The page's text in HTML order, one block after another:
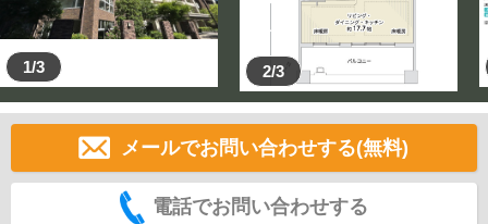
1/3 2/3
メールでお問い合わせする(無料)
電話でお問い合わせする